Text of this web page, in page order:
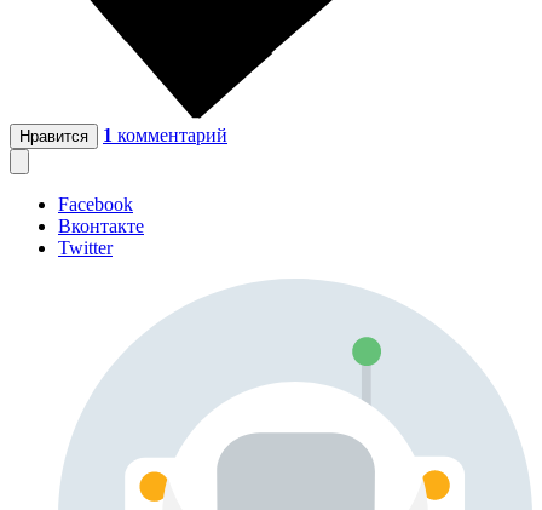
Нравится 1 комментарий
Facebook
Вконтакте
Twitter